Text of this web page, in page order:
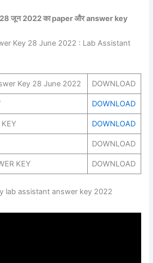
28 जून 2022 का paper और answer key
Key 28 June 2022 : Lab Assistant
Key 28 June 2022 DOWNLOAD
DOWNLOAD
DOWNLOAD
DOWNLOAD
KEY DOWNLOAD
lab assistant answer key 2022